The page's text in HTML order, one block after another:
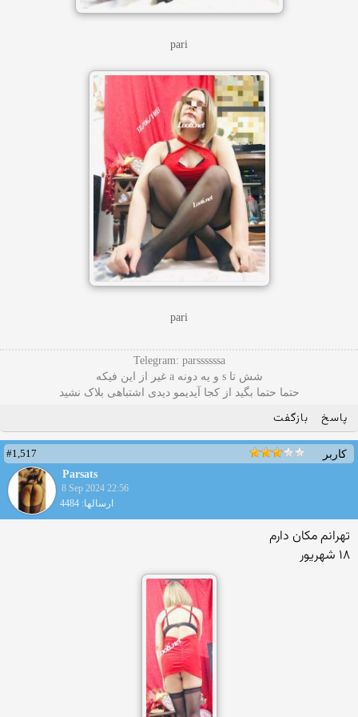
pari
pari
Telegram: parssssssa
شش تا s و یه دونه a غیر از این فیکه
حتما حتما بگید از کجا آیدیمو دیدی اشتباهی بلاک نشید
پاسخ بازگفت
کاربر
#1,517
Parsats
8 Sep 2024 22:56
ارسالها: 4484
تهرانم مکان دارم
۱۸ شهریور